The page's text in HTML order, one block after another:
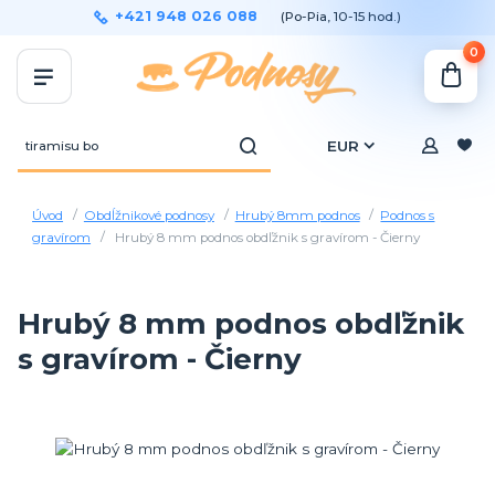
EUR
+421 948 026 088 (Po-Pia, 10-15 hod.)
0
Úvod Obdĺžnikové podnosy Hrubý 8mm podnos
Podnos s
gravírom
Hrubý 8 mm podnos obdľžnik s gravírom - Čierny
Hrubý 8 mm podnos obdľžnik
s gravírom - Čierny